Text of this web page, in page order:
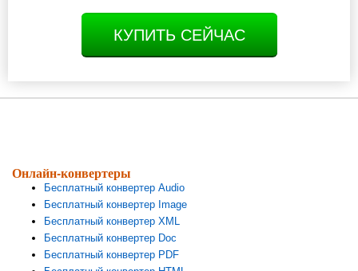
КУПИТЬ СЕЙЧАС
Онлайн-конвертеры
Бесплатный конвертер Audio
Бесплатный конвертер Image
Бесплатный конвертер XML
Бесплатный конвертер Doc
Бесплатный конвертер PDF